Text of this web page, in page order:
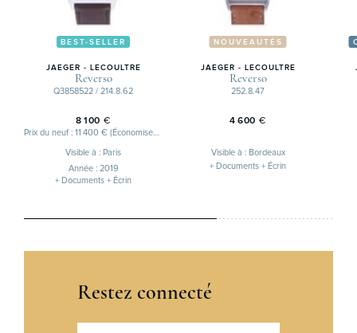
BEST-SELLER
JAEGER - LECOULTRE
Reverso
Q3858522 / 214.8.62
8 100 €
Visible à : Paris
Année : 2019
+ Documents + Écrin
NOUVEAUTÉS
JAEGER - LECOULTRE
Reverso
252.8.47
4 600 €
Visible à : Bordeaux
+ Documents + Écrin
Restez connecté